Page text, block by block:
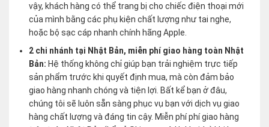
vậy, khách hàng có thể trang bị cho chiếc điện thoại mới
của mình bằng các phụ kiện chất lượng như tai nghe,
hoặc bộ sạc cáp nhanh chính hãng Apple.
2 chi nhánh tại Nhật Bản, miễn phí giao hàng toàn Nhật
Bản: Hệ thống không chỉ giúp bạn trải nghiệm trực tiếp
sản phẩm trước khi quyết định mua, mà còn đảm bảo
giao hàng nhanh chóng và tiện lợi. Bất kể bạn ở đâu,
chúng tôi sẽ luôn sẵn sàng phục vụ bạn với dịch vụ giao
hàng chất lượng và đáng tin cậy. Miễn phí phí giao hàng